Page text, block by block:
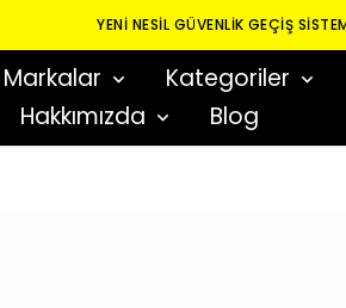
YENI NESIL GÜVENLIK GEÇIŞ
Markalar
Kategoriler
Hakkımızda Blog